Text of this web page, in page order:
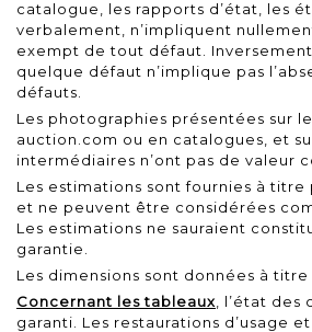
catalogue, les rapports d’état, les
verbalement, n’impliquent
exempt de tout défaut.
quelque défaut n’implique pas
défauts.
Les photographies présentées sur
auction.com ou en catalogues, et
intermédiaires n’ont pas de valeur
Les estimations sont fournies à
et ne peuvent être considérées
Les estimations ne sauraient
garantie.
Les dimensions sont données à
Concernant les tableaux , l’état des
garanti. Les restaurations d’usage